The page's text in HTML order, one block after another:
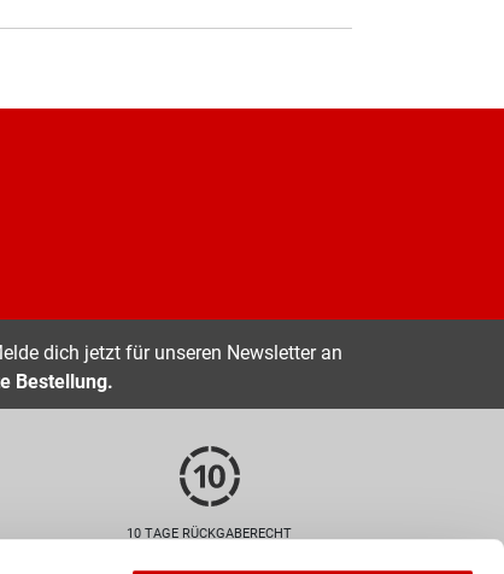
dich jetzt für unseren Newsletter an
Bestellung.
10 TAGE RÜCKGABERECHT